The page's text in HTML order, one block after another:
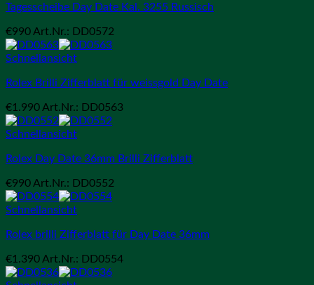
Tagesscheibe Day Date Kal. 3255 Russisch
€990 Art.Nr.: DD0572
Schnellansicht
Rolex Brilli Zifferblatt für weissgold Day Date
€1.990 Art.Nr.: DD0563
Schnellansicht
Rolex Day Date 36mm Brilli Zifferblatt
€990 Art.Nr.: DD0552
Schnellansicht
Rolex brilli Zifferblatt für Day Date 36mm
€1.390 Art.Nr.: DD0554